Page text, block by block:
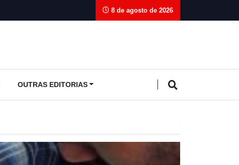
8 de agosto de 2026
OUTRAS EDITORIAS